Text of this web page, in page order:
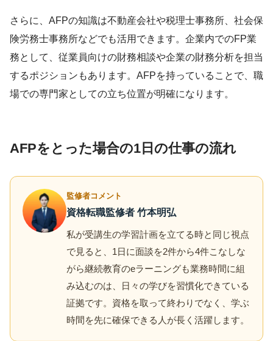
さらに、AFPの知識は不動産会社や税理士事務所、社会保
険労務士事務所などでも活用できます。企業内でのFP業
務として、従業員向けの財務相談や企業の財務分析を担当
するポジションもあります。AFPを持っていることで、職
場での専門家としての立ち位置が明確になります。
AFPをとった場合の1日の仕事の流れ
監修者コメント
資格転職監修者 竹本明弘
私が受講生の学習計画を立てる時と同じ視点
で見ると、1日に面談を2件から4件こなしな
がら継続教育のeラーニングも業務時間に組
み込むのは、日々の学びを習慣化できている
証拠です。資格を取って終わりでなく、学ぶ
時間を先に確保できる人が長く活躍します。